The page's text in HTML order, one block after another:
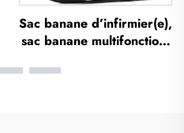
Sac banane d’infirmier(e),
sac banane multifonction,
fermeture à glissière, sac